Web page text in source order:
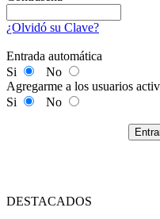
¿Olvidó su Clave?
Entrada automática
Si
No
Agregarme a los usuarios
Si
No
DESTACADOS